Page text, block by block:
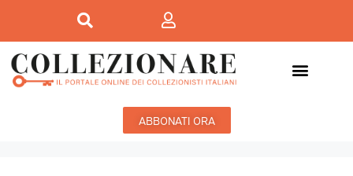
ABBONATI ORA